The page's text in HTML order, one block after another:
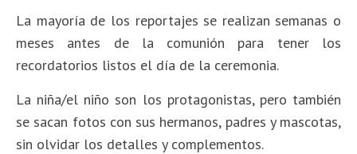
La mayoría de los reportajes se realizan semanas o
meses antes de la comunión para tener los
recordatorios listos el día de la ceremonia.
La niña/el niño son los protagonistas, pero también
se sacan fotos con sus hermanos, padres y mascotas,
sin olvidar los detalles y complementos.